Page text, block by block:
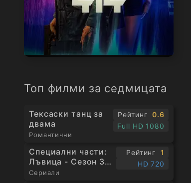
Топ филми за седмицата
Тексаски танц за
двама
Романтични
Рейтинг
0.6
Full HD 1080
Специални части:
Лъвица - Сезон 3
Епизод 1
Сериали
Рейтинг
1
HD 720